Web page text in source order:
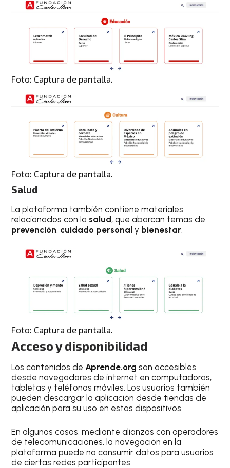
Foto: Captura de pantalla.
Foto: Captura de pantalla.
Salud
La plataforma también contiene materiales
relacionados con la salud, que abarcan temas de
prevención, cuidado personal y bienestar.
Foto: Captura de pantalla.
Acceso y disponibilidad
Los contenidos deAprende.org son accesibles
desde navegadores de internet en computadoras,
tabletas y teléfonos móviles. Los usuarios también
pueden descargar la aplicación desde tiendas de
aplicación para su uso en estos dispositivos.
En algunos casos, mediante alianzas con operadores
de telecomunicaciones, la navegación en la
plataforma puede no consumir datos para usuarios
de ciertas redes participantes.